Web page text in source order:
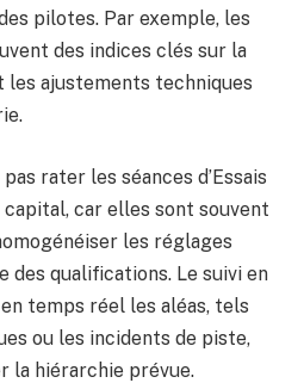
pilotes. Par exemple, les
des indices clés sur la
les ajustements techniques
rater les séances d’Essais
car elles sont souvent
les réglages
des qualifications. Le suivi en
temps réel les aléas, tels
ou les incidents de piste,
la hiérarchie prévue.